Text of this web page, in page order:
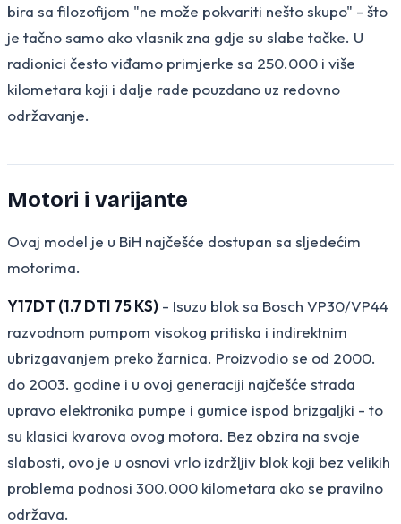
bira sa filozofijom "ne može pokvariti nešto skupo" - što
je tačno samo ako vlasnik zna gdje su slabe tačke. U
radionici često viđamo primjerke sa 250.000 i više
kilometara koji i dalje rade pouzdano uz redovno
održavanje.
Motori i varijante
Ovaj model je u BiH najčešće dostupan sa sljedećim
motorima.
Y17DT (1.7 DTI 75 KS) - Isuzu blok sa Bosch VP30/VP44
razvodnom pumpom visokog pritiska i indirektnim
ubrizgavanjem preko žarnica. Proizvodio se od 2000.
do 2003. godine i u ovoj generaciji najčešće strada
upravo elektronika pumpe i gumice ispod brizgaljki - to
su klasici kvarova ovog motora. Bez obzira na svoje
slabosti, ovo je u osnovi vrlo izdržljiv blok koji bez velikih
problema podnosi 300.000 kilometara ako se pravilno
održava.